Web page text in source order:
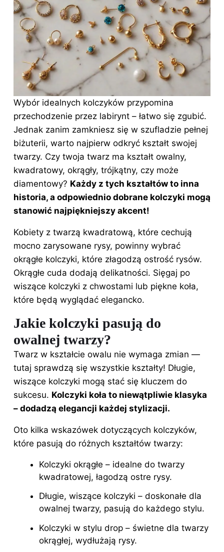
Wybór idealnych kolczyków przypomina
przechodzenie przez labirynt – łatwo się zgubić.
Jednak zanim zamkniesz się w szufladzie pełnej
biżuterii, warto najpierw odkryć kształt swojej
twarzy. Czy twoja twarz ma kształt owalny,
kwadratowy, okrągły, trójkątny, czy może
diamentowy? Każdy z tych kształtów to inna
historia, a odpowiednio dobrane kolczyki mogą
stanowić najpiękniejszy akcent!
Kobiety z twarzą kwadratową, które cechują
mocno zarysowane rysy, powinny wybrać
okrągłe kolczyki, które złagodzą ostrość rysów.
Okrągłe cuda dodają delikatności. Sięgaj po
wiszące kolczyki z chwostami lub piękne koła,
które będą wyglądać elegancko.
Jakie kolczyki pasują do
owalnej twarzy?
Twarz w kształcie owalu nie wymaga zmian —
tutaj sprawdzą się wszystkie kształty! Długie,
wiszące kolczyki mogą stać się kluczem do
sukcesu. Kolczyki koła to niewątpliwie klasyka
– dodadzą elegancji każdej stylizacji.
Oto kilka wskazówek dotyczących kolczyków,
które pasują do różnych kształtów twarzy:
Kolczyki okrągłe – idealne do twarzy
kwadratowej, łagodzą ostre rysy.
Długie, wiszące kolczyki – doskonałe dla
owalnej twarzy, pasują do każdego stylu.
Kolczyki w stylu drop – świetne dla twarzy
okrągłej, wydłużają rysy.